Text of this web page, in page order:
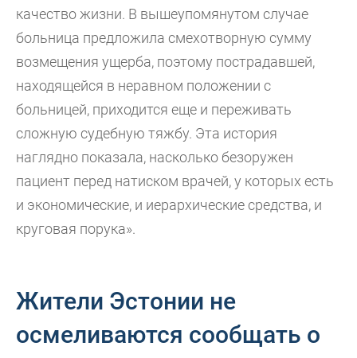
качество жизни. В вышеупомянутом случае
больница предложила смехотворную сумму
возмещения ущерба, поэтому пострадавшей,
находящейся в неравном положении с
больницей, приходится еще и переживать
сложную судебную тяжбу. Эта история
наглядно показала, насколько безоружен
пациент перед натиском врачей, у которых есть
и экономические, и иерархические средства, и
круговая порука».
Жители Эстонии не
осмеливаются сообщать о